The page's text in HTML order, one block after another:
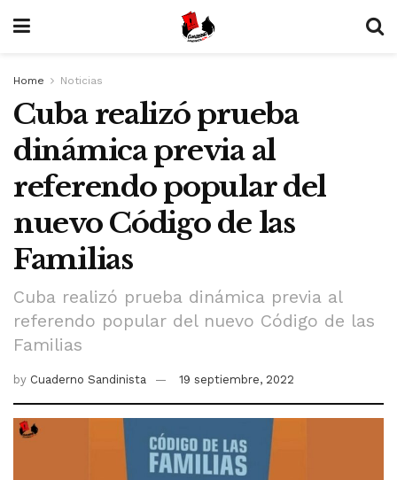
Home Noticias
Cuba realizó prueba
dinámica previa al
referendo popular del
nuevo Código de las
Familias
Cuba realizó prueba dinámica previa al
referendo popular del nuevo Código de las
Familias
by Cuaderno Sandinista 19 septiembre, 2022